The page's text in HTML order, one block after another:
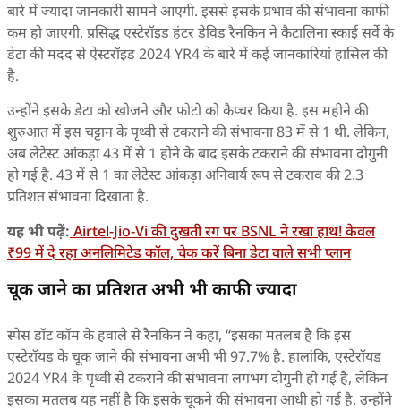
बारे में ज्यादा जानकारी सामने आएगी. इससे इसके प्रभाव की संभावना काफी
कम हो जाएगी. प्रसिद्ध एस्टेरॉइड हंटर डेविड रैनकिन ने कैटालिना स्काई सर्वे के
डेटा की मदद से ऐस्टरॉइड 2024 YR4 के बारे में कई जानकारियां हासिल की
है.
उन्होंने इसके डेटा को खोजने और फोटो को कैप्चर किया है. इस महीने की
शुरुआत में इस चट्टान के पृथ्वी से टकराने की संभावना 83 में से 1 थी. लेकिन,
अब लेटेस्ट आंकड़ा 43 में से 1 होने के बाद इसके टकराने की संभावना दोगुनी
हो गई है. 43 में से 1 का लेटेस्ट आंकड़ा अनिवार्य रूप से टकराव की 2.3
प्रतिशत संभावना दिखाता है.
यह भी पढ़ें: Airtel-Jio-Vi की दुखती रग पर BSNL ने रखा हाथ! केवल
₹99 में दे रहा अनलिमिटेड कॉल, चेक करें बिना डेटा वाले सभी प्लान
चूक जाने का प्रतिशत अभी भी काफी ज्यादा
स्पेस डॉट कॉम के हवाले से रैनकिन ने कहा, “इसका मतलब है कि इस
एस्टेरॉयड के चूक जाने की संभावना अभी भी 97.7% है. हालांकि, एस्टेरॉयड
2024 YR4 के पृथ्वी से टकराने की संभावना लगभग दोगुनी हो गई है, लेकिन
इसका मतलब यह नहीं है कि इसके चूकने की संभावना आधी हो गई है. उन्होंने